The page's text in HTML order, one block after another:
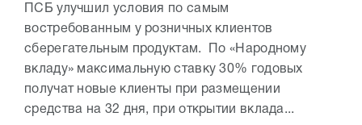
ПСБ улучшил условия по самым
востребованным у розничных клиентов
сберегательным продуктам. По «Народному
вкладу» максимальную ставку 30% годовых
получат новые клиенты при размещении
средства на 32 дня, при открытии вклада...